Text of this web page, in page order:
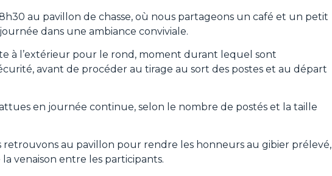
au pavillon de chasse, où nous partageons un café et un petit
dans une ambiance conviviale.
à l’extérieur pour le rond, moment durant lequel sont
avant de procéder au tirage au sort des postes et au départ
en journée continue, selon le nombre de postés et la taille
retrouvons au pavillon pour rendre les honneurs au gibier prélevé,
venaison entre les participants.